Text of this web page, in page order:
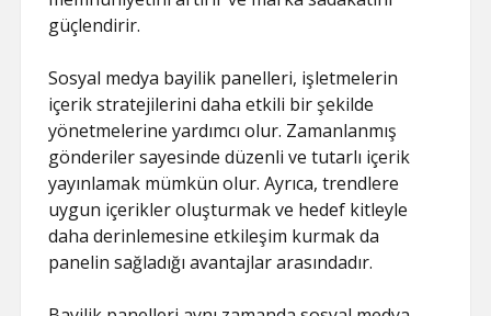
güçlendirir.
Sosyal medya bayilik panelleri, işletmelerin
içerik stratejilerini daha etkili bir şekilde
yönetmelerine yardımcı olur. Zamanlanmış
gönderiler sayesinde düzenli ve tutarlı içerik
yayınlamak mümkün olur. Ayrıca, trendlere
uygun içerikler oluşturmak ve hedef kitleyle
daha derinlemesine etkileşim kurmak da
panelin sağladığı avantajlar arasındadır.